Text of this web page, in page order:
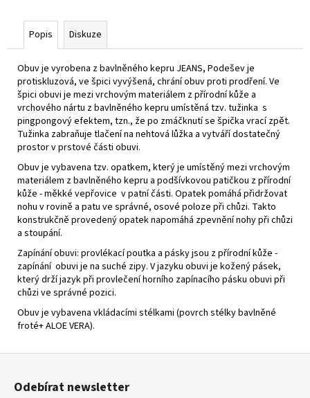
Popis Diskuze
Obuv je vyrobena z bavlněného kepru JEANS, Podešev je
protiskluzová, ve špici vyvýšená, chrání obuv proti prodření. Ve
špici obuvi je mezi vrchovým materiálem z přírodní kůže a
vrchového nártu z bavlněného kepru umístěná tzv. tužinka s
pingpongový efektem, tzn., že po zmáčknutí se špička vrací zpět.
Tužinka zabraňuje tlačení na nehtová lůžka a vytváří dostatečný
prostor v prstové části obuvi.
Obuv je vybavena tzv. opatkem, který je umístěný mezi vrchovým
materiálem z bavlněného kepru a podšívkovou patičkou z přírodní
kůže - měkké vepřovice v patní části. Opatek pomáhá přidržovat
nohu v rovině a patu ve správné, osové poloze při chůzi. Takto
konstrukčně provedený opatek napomáhá zpevnění nohy při chůzi
a stoupání.
Zapínání obuvi: provlékací poutka a pásky jsou z přírodní kůže -
zapínání obuvi je na suché zipy. V jazyku obuvi je kožený pásek,
který drží jazyk při provlečení horního zapínacího pásku obuvi při
chůzi ve správné pozici.
Obuv je vybavena vkládacími stélkami (povrch stélky bavlněné
froté+ ALOE VERA).
Z
Odebírat newsletter